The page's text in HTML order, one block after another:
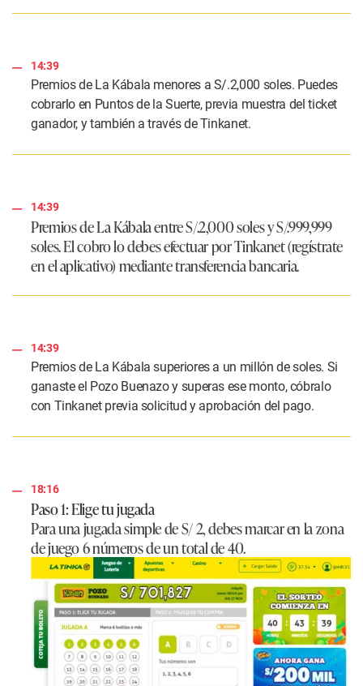
14:39
Premios de La Kábala menores a S/.2,000 soles. Puedes
cobrarlo en Puntos de la Suerte, previa muestra del ticket
ganador, y también a través de Tinkanet.
14:39
Premios de La Kábala entre S/.2,000 soles y S/.999,999
soles. El cobro lo debes efectuar por Tinkanet (regístrate
en el aplicativo) mediante transferencia bancaria.
14:39
Premios de La Kábala superiores a un millón de soles. Si
ganaste el Pozo Buenazo y superas ese monto, cóbralo
con Tinkanet previa solicitud y aprobación del pago.
18:16
Paso 1: Elige tu jugada
Para una jugada simple de S/ 2, debes marcar en la zona
de juego 6 números de un total de 40.